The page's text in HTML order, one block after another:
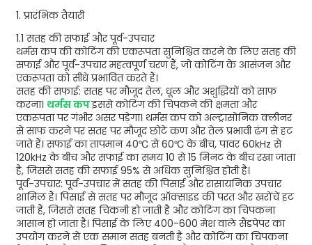
1. प्रारंभिक तैयारी
1.1 सतह की सफाई और पूर्व-उपचार
थर्मस कप की कोटिंग की एकरूपता सुनिश्चित करने के लिए सतह की
सफाई और पूर्व-उपचार महत्वपूर्ण चरण हैं, जो कोटिंग के आसंजन और
एकरूपता को सीधे प्रभावित करते हैं।
सतह की सफाई: सतह पर मौजूद तेल, धूल और अशुद्धियों को साफ
करना। थर्मस कपइससे कोटिंग की चिपकने की क्षमता और
एकरूपता पर गंभीर असर पड़ेगा। थर्मस कप को अल्ट्रासोनिक क्लीनर
से साफ करने पर सतह पर मौजूद छोटे कण और तेल प्रभावी ढंग से हट
जाते हैं। सफाई का तापमान 40℃ से 60℃ के बीच, पावर 60kHz से
120kHz के बीच और सफाई का समय 10 से 15 मिनट के बीच रखा जाता
है, जिससे सतह की सफाई 95% से अधिक सुनिश्चित होती है।
पूर्व-उपचार: पूर्व-उपचार में सतह की पिसाई और रासायनिक उपचार
शामिल हैं। पिसाई से सतह पर मौजूद ऑक्साइड की परत और खरोंचें हट
जाती हैं, जिससे सतह चिकनी हो जाती है और कोटिंग का चिपकना
आसान हो जाता है। पिसाई के लिए 400-600 मेश वाले सैंडपेपर का
उपयोग करने से एक समान सतह बनती है और कोटिंग का चिपकना